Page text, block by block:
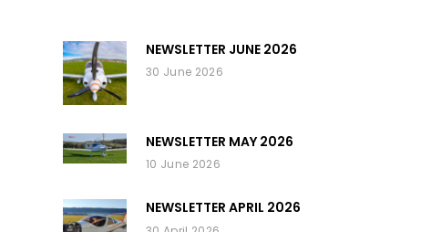
NEWSLETTER JUNE 2026
30 June 2026
NEWSLETTER MAY 2026
10 June 2026
NEWSLETTER APRIL 2026